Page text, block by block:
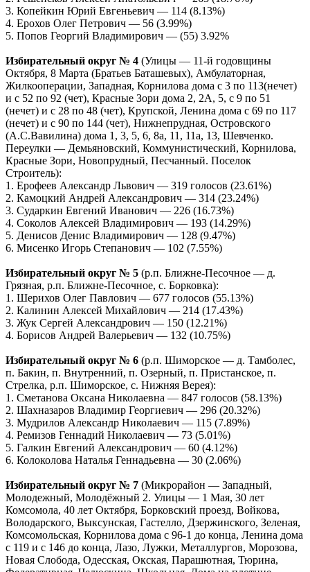
3. Копейкин Юрий Евгеньевич — 114 (8.13%)
4. Ерохов Олег Петрович — 56 (3.99%)
5. Попов Георгий Владимирович — (55) 3.92%
Избирательный округ № 4 (Улицы — 11-й годовщины
Октября, 8 Марта (Братьев Баташевых), Амбулаторная,
Жилкооперации, Западная, Корнилова дома с 3 по 113(нечет)
и с 52 по 92 (чет), Красные Зори дома 2, 2А, 5, с 9 по 51
(нечет) и с 28 по 48 (чет), Крупской, Ленина дома с 69 по 117
(нечет) и с 90 по 144 (чет), Нижнепрудная, Островского
(А.С.Вавилина) дома 1, 3, 5, 6, 8а, 11, 11а, 13, Шевченко.
Переулки — Демьяновский, Коммунистический, Корнилова,
Красные Зори, Новопрудный, Песчанный. Поселок
Строитель):
1. Ерофеев Александр Львович — 319 голосов (23.61%)
2. Камоцкий Андрей Александрович — 314 (23.24%)
3. Сударкин Евгений Иванович — 226 (16.73%)
4. Соколов Алексей Владимирович — 193 (14.29%)
5. Денисов Денис Владимирович — 128 (9.47%)
6. Мисенко Игорь Степанович — 102 (7.55%)
Избирательный округ № 5 (р.п. Ближне-Песочное — д.
Грязная, р.п. Ближне-Песочное, с. Борковка):
1. Шерихов Олег Павлович — 677 голосов (55.13%)
2. Калинин Алексей Михайлович — 214 (17.43%)
3. Жук Сергей Александрович — 150 (12.21%)
4. Борисов Андрей Валерьевич — 132 (10.75%)
Избирательный округ № 6 (р.п. Шиморское — д. Тамболес,
п. Бакин, п. Внутренний, п. Озерный, п. Пристанское, п.
Стрелка, р.п. Шиморское, с. Нижняя Верея):
1. Сметанова Оксана Николаевна — 847 голосов (58.13%)
2. Шахназаров Владимир Георгиевич — 296 (20.32%)
3. Мудрилов Александр Николаевич — 115 (7.89%)
4. Ремизов Геннадий Николаевич — 73 (5.01%)
5. Галкин Евгений Александрович — 60 (4.12%)
6. Колоколова Наталья Геннадьевна — 30 (2.06%)
Избирательный округ № 7 (Микрорайон — Западный,
Молодежный, Молодёжный 2. Улицы — 1 Мая, 30 лет
Комсомола, 40 лет Октября, Борковский проезд, Войкова,
Володарского, Выксунская, Гастелло, Дзержинского, Зеленая,
Комсомольская, Корнилова дома с 96-1 до конца, Ленина дома
с 119 и с 146 до конца, Лазо, Лужки, Металлургов, Морозова,
Новая Слобода, Одесская, Окская, Парашютная, Тюрина,